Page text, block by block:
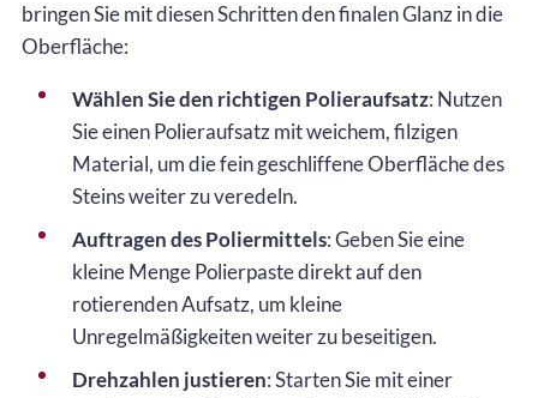
bringen Sie mit diesen Schritten den finalen Glanz in die
Oberfläche:
Wählen Sie den richtigen Polieraufsatz: Nutzen
Sie einen Polieraufsatz mit weichem, filzigen
Material, um die fein geschliffene Oberfläche des
Steins weiter zu veredeln.
Auftragen des Poliermittels: Geben Sie eine
kleine Menge Polierpaste direkt auf den
rotierenden Aufsatz, um kleine
Unregelmäßigkeiten weiter zu beseitigen.
Drehzahlen justieren: Starten Sie mit einer